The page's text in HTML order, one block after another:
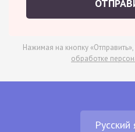
Нажимая на кнопку
обработке
Русский